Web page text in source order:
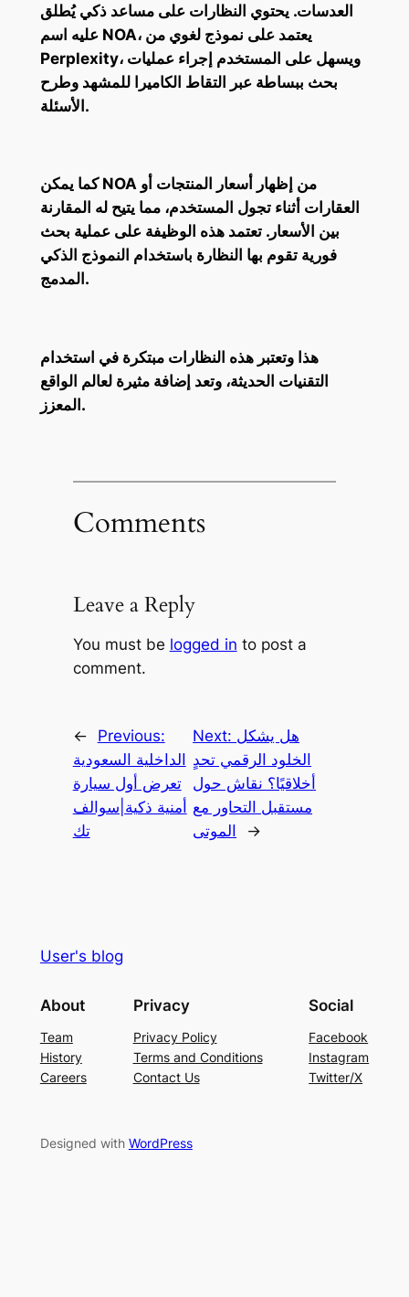
العدسات. يحتوي النظارات على مساعد ذكي يُطلق
عليه اسم NOA، يعتمد على نموذج لغوي من
Perplexity، ويسهل على المستخدم إجراء عمليات
بحث ببساطة عبر التقاط الكاميرا للمشهد وطرح
الأسئلة.
كما يمكن NOA من إظهار أسعار المنتجات أو
العقارات أثناء تجول المستخدم، مما يتيح له المقارنة
بين الأسعار. تعتمد هذه الوظيفة على عملية بحث
فورية تقوم بها النظارة باستخدام النموذج الذكي
المدمج.
هذا وتعتبر هذه النظارات مبتكرة في استخدام
التقنيات الحديثة، وتعد إضافة مثيرة لعالم الواقع
المعزز.
Comments
Leave a Reply
You must be logged in to post a
comment.
←
Previous:
الداخلية السعودية
تعرض أول سيارة
أمنية ذكية|سوالف
تك
Next: هل يشكل
الخلود الرقمي تحدٍ
أخلاقيًا؟ نقاش حول
مستقبل التحاور مع
الموتى
→
User's blog
About
Team
History
Careers
Privacy
Privacy Policy
Terms and Conditions
Contact Us
Social
Facebook
Instagram
Twitter/X
Designed with WordPress